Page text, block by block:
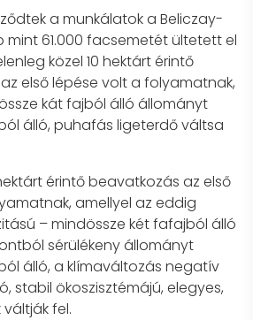
a munkálatok a Beliczay-
61.000 facsemetét ültetett el
közel 10 hektárt érintő
első lépése volt a folyamatnak,
kát fajból álló állományt
álló, puhafás ligeterdő váltsa
érintő beavatkozás az első
amellyel az eddig
– mindössze két fafajból álló
sérülékeny állományt
álló, a klímaváltozás negatív
stabil ökoszisztémájú, elegyes,
fel.